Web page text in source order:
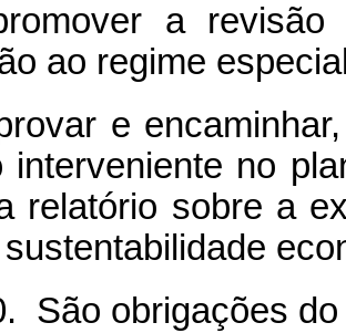
a revisão
ao regime
e
interveniente no
relatório sobre a
São obrigações